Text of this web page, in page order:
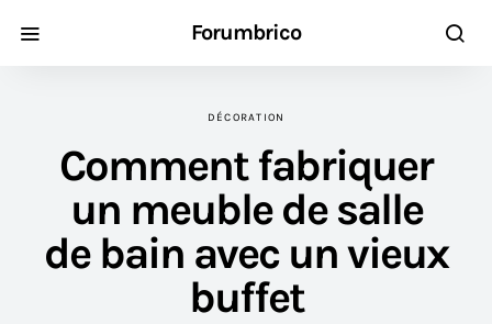
Forumbrico
DÉCORATION
Comment fabriquer
un meuble de salle
de bain avec un vieux
buffet